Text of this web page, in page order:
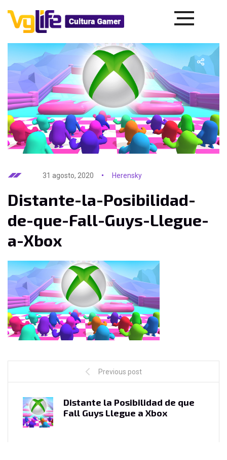
31 agosto, 2020 Herensky
Distante-la-Posibilidad-
de-que-Fall-Guys-Llegue-
a-Xbox
Previous post
Distante la Posibilidad de que
Fall Guys Llegue a Xbox